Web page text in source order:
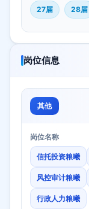
27届 28届
岗位信息
其他
岗位名称
信托投资粮曦
风控审计粮曦
行政人力粮曦